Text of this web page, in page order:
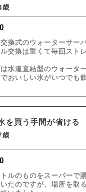
歳
換式のウォーターサー
交換は重くて毎回スト
水道直結型のウォータ
おいしい水がいつでも
を買う手間が省ける
歳
ルのものをスーパーで
たのですが、場所を取